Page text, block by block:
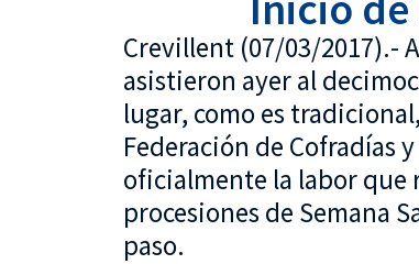
Crevillent (07/03/2017).-
asistieron ayer al
lugar, como es
Federación de Cofradías
oficialmente la labor que
procesiones de Semana
paso.